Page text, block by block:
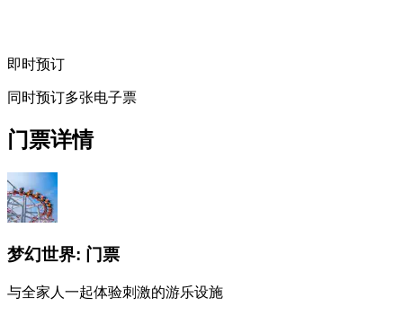
即时预订
同时预订多张电子票
门票详情
梦幻世界: 门票
与全家人一起体验刺激的游乐设施